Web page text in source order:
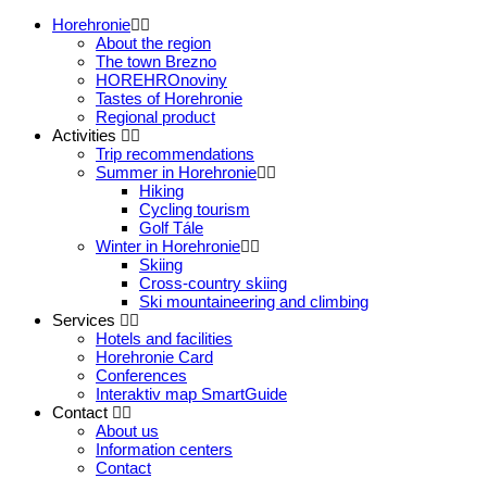
Horehronie
About the region
The town Brezno
HOREHROnoviny
Tastes of Horehronie
Regional product
Activities
Trip recommendations
Summer in Horehronie
Hiking
Cycling tourism
Golf Tále
Winter in Horehronie
Skiing
Cross-country skiing
Ski mountaineering and climbing
Services
Hotels and facilities
Horehronie Card
Conferences
Interaktiv map SmartGuide
Contact
About us
Information centers
Contact